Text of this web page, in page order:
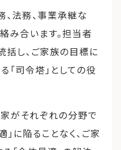
、法務、事業承継な
み合います。担当者
括し、ご家族の目標に
「司令塔」としての役
がそれぞれの分野で
に陥ることなく、ご家